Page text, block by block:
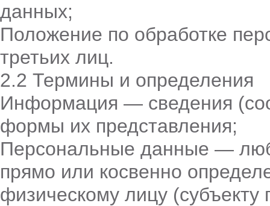
данных;
Положение по обработке
третьих лиц.
2.2 Термины и определения
Информация — сведения
формы их представления;
Персональные данные —
прямо или косвенно
физическому лицу